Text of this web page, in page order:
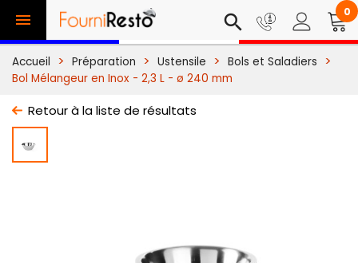
 search 0
Accueil Préparation Ustensile
Bols et Saladiers
Bol Mélangeur en Inox - 2,3 L - ø 240 mm
Retour à la liste de résultats